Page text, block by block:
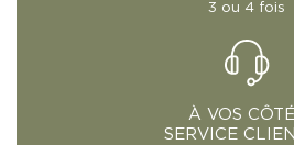
3 ou 4 fois
À VOS
SERVICE